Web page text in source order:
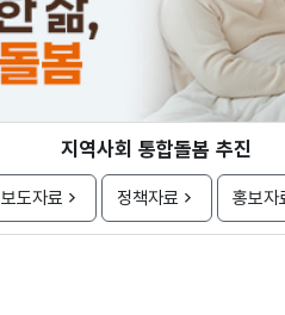
지역사회 통합돌봄 추진
보도자료 정책자료 홍보자